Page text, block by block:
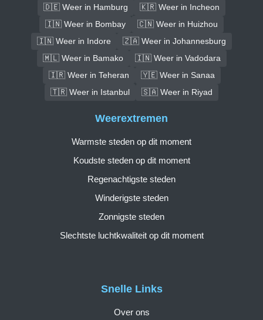
🇩🇪 Weer in Hamburg
🇰🇷 Weer in Incheon
🇮🇳 Weer in Bombay
🇨🇳 Weer in Huizhou
🇮🇳 Weer in Indore
🇿🇦 Weer in Johannesburg
🇲🇱 Weer in Bamako
🇮🇳 Weer in Vadodara
🇮🇷 Weer in Teheran
🇾🇪 Weer in Sanaa
🇹🇷 Weer in Istanbul
🇸🇦 Weer in Riyad
Snelle Links
Over ons
Weerextremen
Warmste steden op dit moment
Koudste steden op dit moment
Regenachtigste steden
Winderigste steden
Zonnigste steden
Slechtste luchtkwaliteit op dit moment